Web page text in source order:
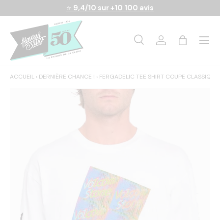
Aller au contenu
⭐ 9,4/10 sur +10 100 avis
Rechercher
RechercheSe connecter
Panier
Menu
ACCUEIL › DERNIÈRE CHANCE ! › FERGADELIC TEE SHIRT COUPE